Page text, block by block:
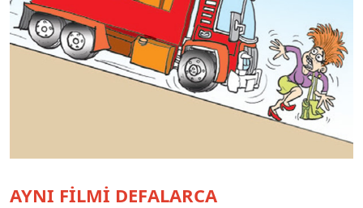
AYNI FİLMİ DEFALARCA